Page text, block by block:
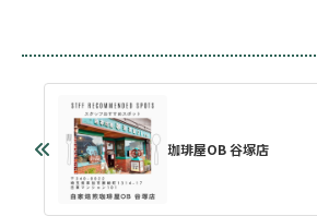
珈琲屋OB 谷塚店